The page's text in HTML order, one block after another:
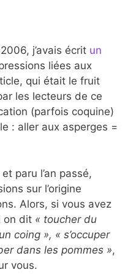
j’avais écrit un
liées aux
qui était le fruit
les lecteurs de ce
(parfois coquine)
: aller aux asperges =
paru l’an passé,
sur l’origine
Alors, si vous avez
on dit « toucher du
coing », « s’occuper
dans les pommes »,
vous.